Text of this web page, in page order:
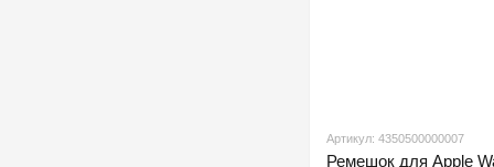
Артикул: 4350500000007
Ремешок для Apple